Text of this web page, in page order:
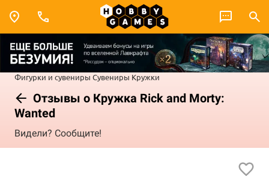
Фигурки и сувениры Сувениры Кружки
Отзывы о Кружка Rick and Morty:
Wanted
Видели? Сообщите!